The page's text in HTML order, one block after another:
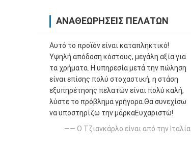
ΑΝΑΘΕΩΡΉΣΕΙΣ ΠΕΛΑΤΏΝ
Αυτό το προϊόν είναι καταπληκτικό!
Υψηλή απόδοση κόστους, μεγάλη αξία για
τα χρήματα. Η υπηρεσία μετά την πώληση
είναι επίσης πολύ στοχαστική, η στάση
εξυπηρέτησης πελατών είναι πολύ καλή,
λύστε το πρόβλημα γρήγορα.Θα συνεχίσω
να υποστηρίζω την μάρκαΕυχαριστώ!
—— Ο Τζιανκάρλο είναι από την Ιταλία.